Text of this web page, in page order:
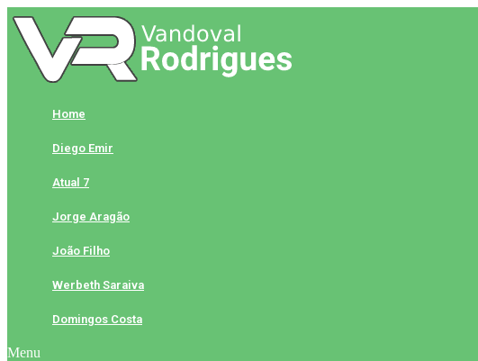
Skip
to
content
Home
Diego Emir
Atual 7
Jorge Aragão
João Filho
Werbeth Saraiva
Domingos Costa
Menu